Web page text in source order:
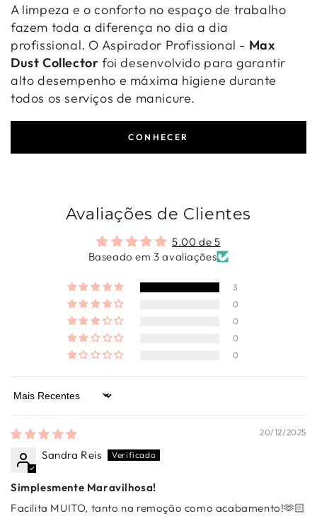
A limpeza e o conforto no espaço de trabalho
fazem toda a diferença no dia a dia
profissional. O Aspirador Profissional - Max
Dust Collector foi desenvolvido para garantir
alto desempenho e máxima higiene durante
todos os serviços de manicure.
CONHECER
Avaliações de Clientes
5.00 de 5
Baseado em 3 avaliações
3
0
0
0
0
Sort by
20/12/2025
Sandra Reis
Simplesmente Maravilhosa!
Facilita MUITO, tanto na remoção como acabamento!🫶🏻